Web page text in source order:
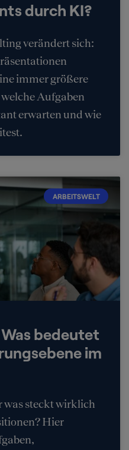
durch KI?
verändert sich:
immer größere
Aufgaben
erwarten und wie
ARBEITSWELT
bedeutet
im
was steckt wirklich
Hier